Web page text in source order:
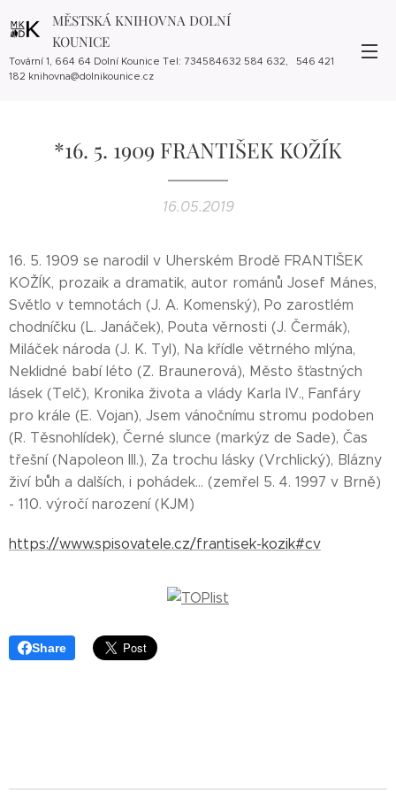
MĚSTSKÁ KNIHOVNA DOLNÍ
KOUNICE
Tovární 1, 664 64 Dolní Kounice Tel: 734584632 584 632, 546 421
182 knihovna@dolnikounice.cz
*16. 5. 1909 FRANTIŠEK KOŽÍK
16.05.2019
16. 5. 1909 se narodil v Uherském Brodě FRANTIŠEK
KOŽÍK, prozaik a dramatik, autor románů Josef Mánes,
Světlo v temnotách (J. A. Komenský), Po zarostlém
chodníčku (L. Janáček), Pouta věrnosti (J. Čermák),
Miláček národa (J. K. Tyl), Na křídle větrného mlýna,
Neklidné babí léto (Z. Braunerová), Město šťastných
lásek (Telč), Kronika života a vlády Karla IV., Fanfáry
pro krále (E. Vojan), Jsem vánočnímu stromu podoben
(R. Těsnohlídek), Černé slunce (markýz de Sade), Čas
třešní (Napoleon III.), Za trochu lásky (Vrchlický), Blázny
živí bůh a dalších, i pohádek... (zemřel 5. 4. 1997 v Brně)
- 110. výročí narození (KJM)
https://www.spisovatele.cz/frantisek-kozik#cv
Share